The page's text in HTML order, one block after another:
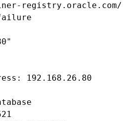
registry.oracle.com/
192.168.26.80